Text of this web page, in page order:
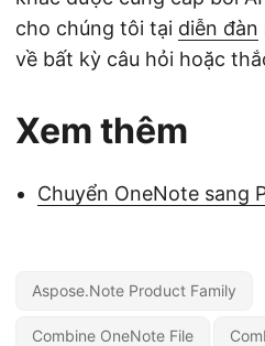
cho chúng tôi tại diễn đàn
về bất kỳ câu hỏi hoặc
Xem thêm
Chuyển OneNote sang
Aspose.Note Product Family
Combine OneNote File